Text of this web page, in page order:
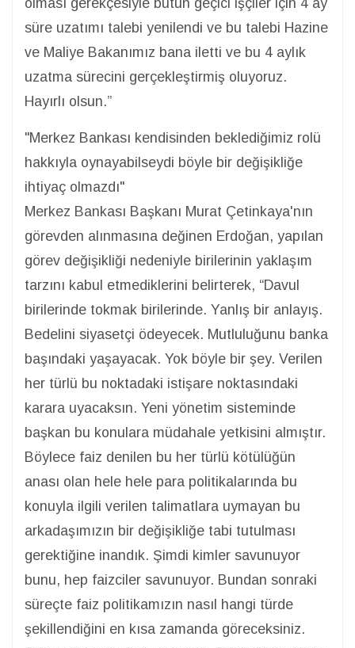
olması gerekçesiyle bütün geçici işçiler için 4 ay
süre uzatımı talebi yenilendi ve bu talebi Hazine
ve Maliye Bakanımız bana iletti ve bu 4 aylık
uzatma sürecini gerçekleştirmiş oluyoruz.
Hayırlı olsun.”
"Merkez Bankası kendisinden beklediğimiz rolü
hakkıyla oynayabilseydi böyle bir değişikliğe
ihtiyaç olmazdı"
Merkez Bankası Başkanı Murat Çetinkaya'nın
görevden alınmasına değinen Erdoğan, yapılan
görev değişikliği nedeniyle birilerinin yaklaşım
tarzını kabul etmediklerini belirterek, “Davul
birilerinde tokmak birilerinde. Yanlış bir anlayış.
Bedelini siyasetçi ödeyecek. Mutluluğunu banka
başındaki yaşayacak. Yok böyle bir şey. Verilen
her türlü bu noktadaki istişare noktasındaki
karara uyacaksın. Yeni yönetim sisteminde
başkan bu konulara müdahale yetkisini almıştır.
Böylece faiz denilen bu her türlü kötülüğün
anası olan hele hele para politikalarında bu
konuyla ilgili verilen talimatlara uymayan bu
arkadaşımızın bir değişikliğe tabi tutulması
gerektiğine inandık. Şimdi kimler savunuyor
bunu, hep faizciler savunuyor. Bundan sonraki
süreçte faiz politikamızın nasıl hangi türde
şekillendiğini en kısa zamanda göreceksiniz.